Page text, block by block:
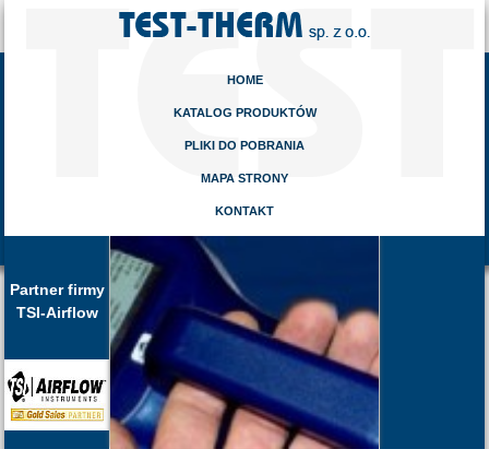
HOME
KATALOG PRODUKTÓW
PLIKI DO POBRANIA
MAPA STRONY
KONTAKT
Partner firmy
TSI-Airflow